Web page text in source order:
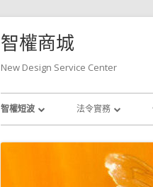
智權商城
New Design Service Center
Primary
Menu
智權短波 法令實務
專利法規實務